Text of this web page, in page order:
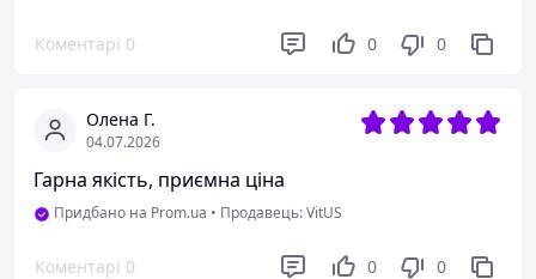
Коментарі 0 0 0
Олена Г.
04.07.2026
Гарна якість, приємна ціна
Придбано на Prom.ua • Продавець: VitUS
Коментарі 0 0 0